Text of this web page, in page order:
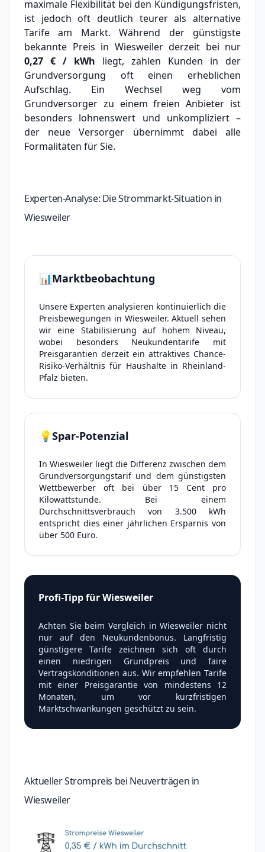
maximale Flexibilität bei den Kündigungsfristen,
ist jedoch oft deutlich teurer als alternative
Tarife am Markt.Während der günstigste
bekannte Preis in Wiesweiler derzeit bei nur
0,27 € / kWh liegt, zahlen Kunden in der
Grundversorgung oft einen erheblichen
Aufschlag. Ein Wechsel weg vom
Grundversorger zu einem freien Anbieter ist
besonders lohnenswert und unkompliziert –
der neue Versorger übernimmt dabei alle
Formalitäten für Sie.
Experten-Analyse: Die Strommarkt-Situation in
Wiesweiler
📊Marktbeobachtung
Unsere Experten analysieren kontinuierlich die
Preisbewegungen in Wiesweiler. Aktuell sehen
wir eine Stabilisierung auf hohem Niveau,
wobei besonders Neukundentarife mit
Preisgarantien derzeit ein attraktives Chance-
Risiko-Verhältnis für Haushalte in Rheinland-
Pfalz bieten.
💡Spar-Potenzial
In Wiesweiler liegt die Differenz zwischen dem
Grundversorgungstarif und dem günstigsten
Wettbewerber oft bei über 15 Cent pro
Kilowattstunde. Bei einem
Durchschnittsverbrauch von 3.500 kWh
entspricht dies einer jährlichen Ersparnis von
über 500 Euro.
Profi-Tipp für Wiesweiler
Achten Sie beim Vergleich in Wiesweiler nicht
nur auf den Neukundenbonus. Langfristig
günstigere Tarife zeichnen sich oft durch
einen niedrigen Grundpreis und faire
Vertragskonditionen aus. Wir empfehlen Tarife
mit einer Preisgarantie von mindestens 12
Monaten, um vor kurzfristigen
Marktschwankungen geschützt zu sein.
Aktueller Strompreis bei Neuverträgen in
Wiesweiler